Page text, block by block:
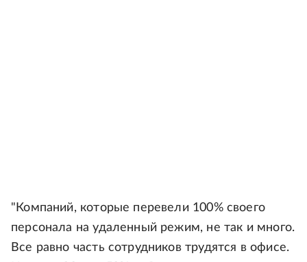
"Компаний, которые перевели 100% своего
персонала на удаленный режим, не так и много.
Все равно часть сотрудников трудятся в офисе.